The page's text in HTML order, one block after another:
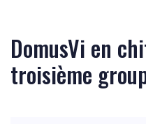
DomusVi en
troisième